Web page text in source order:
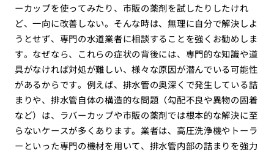
ーカップを使ってみたり、市販の薬剤を試したりしたけれ
ど、一向に改善しない。そんな時は、無理に自分で解決しよ
うとせず、専門の水道業者に相談することを強くお勧めしま
す。なぜなら、これらの症状の背後には、専門的な知識や道
具がなければ対処が難しい、様々な原因が潜んでいる可能性
があるからです。例えば、排水管の奥深くで発生している詰
まりや、排水管自体の構造的な問題（勾配不良や異物の固着
など）は、ラバーカップや市販の薬剤では根本的な解決に至
らないケースが多くあります。業者は、高圧洗浄機やトーラ
ーといった専門の機材を用いて、排水管内部の詰まりを強力